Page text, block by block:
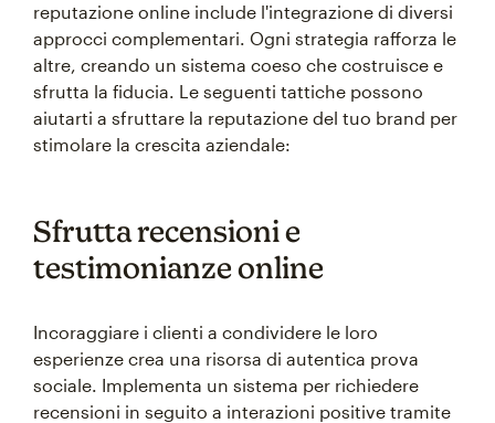
reputazione online include l'integrazione di diversi
approcci complementari. Ogni strategia rafforza le
altre, creando un sistema coeso che costruisce e
sfrutta la fiducia. Le seguenti tattiche possono
aiutarti a sfruttare la reputazione del tuo brand per
stimolare la crescita aziendale:
Sfrutta recensioni e
testimonianze online
Incoraggiare i clienti a condividere le loro
esperienze crea una risorsa di autentica prova
sociale. Implementa un sistema per richiedere
recensioni in seguito a interazioni positive tramite